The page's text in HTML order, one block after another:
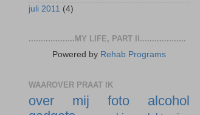
juli 2011 (4)
...................MY LIFE, PART II...................
Powered by Rehab Programs
WAAROVER PRAAT IK
over mij foto
alcohol